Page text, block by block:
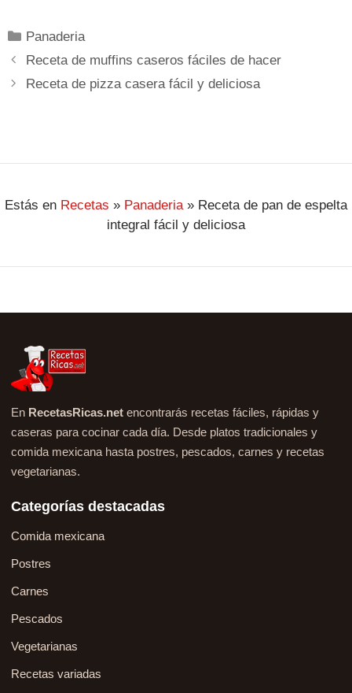
Panaderia
Receta de muffins caseros fáciles de hacer
Receta de pizza casera fácil y deliciosa
Estás en Recetas » Panaderia » Receta de pan de espelta
integral fácil y deliciosa
En RecetasRicas.net encontrarás recetas fáciles, rápidas y
caseras para cocinar cada día. Desde platos tradicionales y
comida mexicana hasta postres, pescados, carnes y recetas
vegetarianas.
Categorías destacadas
Comida mexicana
Postres
Carnes
Pescados
Vegetarianas
Recetas variadas